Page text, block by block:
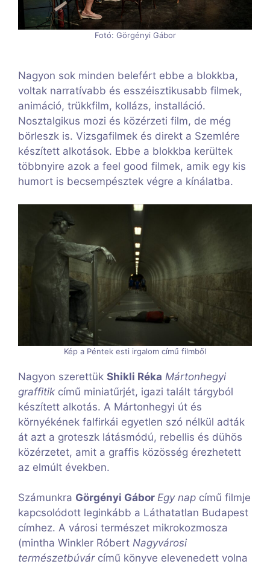
Fotó: Görgényi Gábor
Nagyon sok minden belefért ebbe a blokkba,
voltak narratívabb és esszéisztikusabb filmek,
animáció, trükkfilm, kollázs, installáció.
Nosztalgikus mozi és közérzeti film, de még
börleszk is. Vizsgafilmek és direkt a Szemlére
készített alkotások. Ebbe a blokkba kerültek
többnyire azok a feel good filmek, amik egy kis
humort is becsempésztek végre a kínálatba.
Kép a Péntek esti irgalom című filmből
Nagyon szerettük Shikli Réka Mártonhegyi
graffitik című miniatűrjét, igazi talált tárgyból
készített alkotás. A Mártonhegyi út és
környékének falfirkái egyetlen szó nélkül adták
át azt a groteszk látásmódú, rebellis és dühös
közérzetet, amit a graffis közösség érezhetett
az elmúlt években.
Számunkra Görgényi Gábor Egy nap című filmje
kapcsolódott leginkább a Láthatatlan Budapest
címhez. A városi természet mikrokozmosza
(mintha Winkler Róbert Nagyvárosi
természetbúvárcímű könyve elevenedett volna